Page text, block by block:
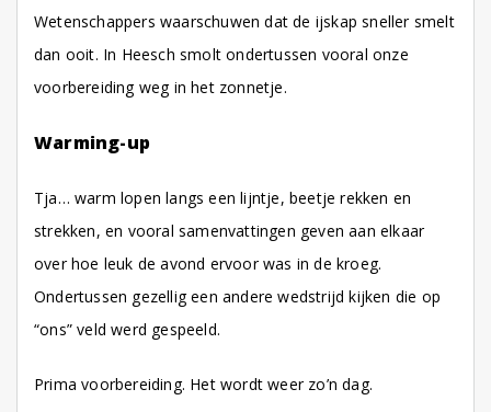
Wetenschappers waarschuwen dat de ijskap sneller smelt
dan ooit. In Heesch smolt ondertussen vooral onze
voorbereiding weg in het zonnetje.
Warming-up
Tja… warm lopen langs een lijntje, beetje rekken en
strekken, en vooral samenvattingen geven aan elkaar
over hoe leuk de avond ervoor was in de kroeg.
Ondertussen gezellig een andere wedstrijd kijken die op
“ons” veld werd gespeeld.
Prima voorbereiding. Het wordt weer zo’n dag.